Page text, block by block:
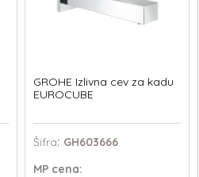
GROHE Izlivna cev za kadu
EUROCUBE
Šifra: GH603666
MPcena: